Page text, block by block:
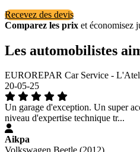
Recevez des devis
Comparez les prix et économisez
Les automobilistes
EUROREPAR Car Service -
20-05-25
Un garage d'exception. Un super
niveau d'expertise technique tr...
Aikpa